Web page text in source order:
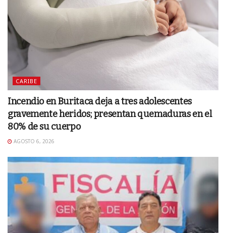
CARIBE
Incendio en Buritaca deja a tres adolescentes
gravemente heridos; presentan quemaduras en el
80% de su cuerpo
AGOSTO 6, 2026